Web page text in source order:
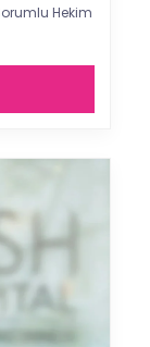
Hekim